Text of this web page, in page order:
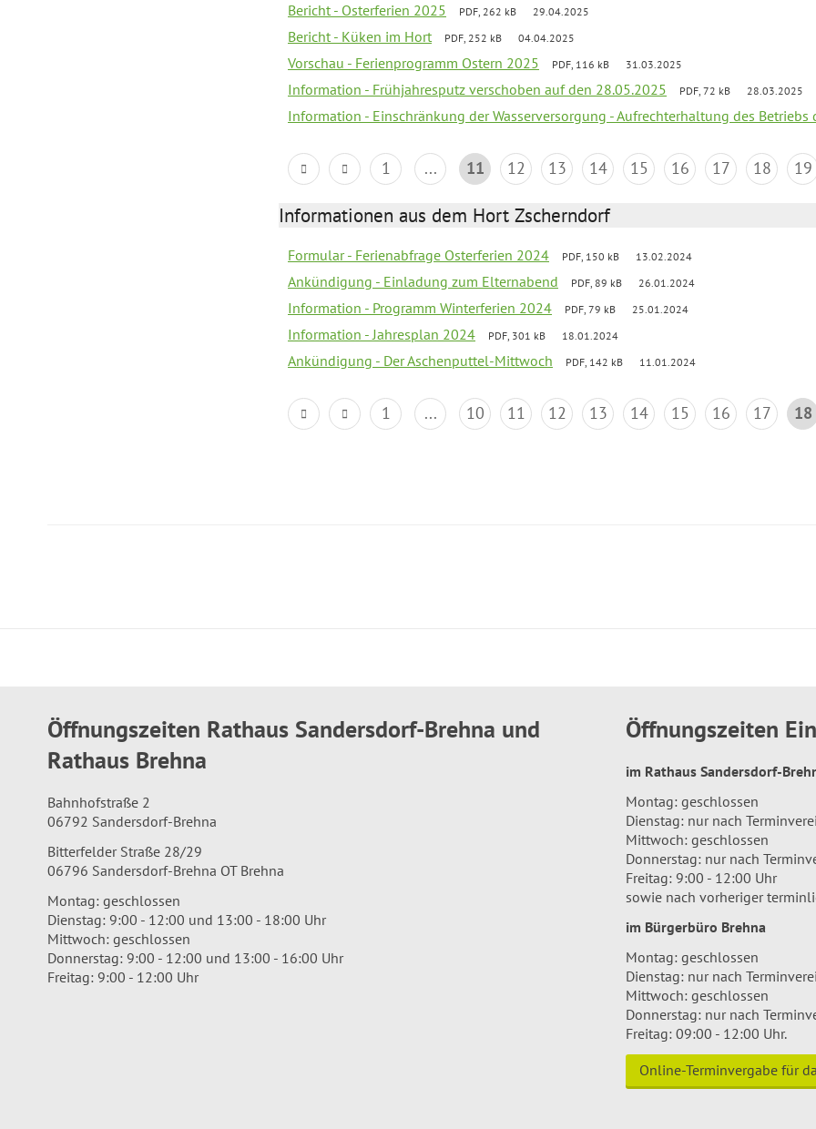
Bericht - Osterferien 2025 PDF, 262 kB 29.04.2025
Bericht - Küken im Hort PDF, 252 kB 04.04.2025
Vorschau - Ferienprogramm Ostern 2025 PDF, 116 kB 31.03.2025
Information - Frühjahresputz verschoben auf den 28.05.2025 PDF, 72 kB 28.03.2025
Information - Einschränkung der Wasserversorgung - Aufrechterhaltung des Betriebs
1 ... 11 12 13 14 15 16 17 18 19
Informationen aus dem Hort Zscherndorf
Formular - Ferienabfrage Osterferien 2024 PDF, 150 kB 13.02.2024
Ankündigung - Einladung zum Elternabend PDF, 89 kB 26.01.2024
Information - Programm Winterferien 2024 PDF, 79 kB 25.01.2024
Information - Jahresplan 2024 PDF, 301 kB 18.01.2024
Ankündigung - Der Aschenputtel-Mittwoch PDF, 142 kB 11.01.2024
1 ... 10 11 12 13 14 15 16 17 18
Öffnungszeiten Rathaus Sandersdorf-Brehna und
Rathaus Brehna
Bahnhofstraße 2
06792 Sandersdorf-Brehna
Bitterfelder Straße 28/29
06796 Sandersdorf-Brehna OT Brehna
Montag: geschlossen
Dienstag: 9:00 - 12:00 und 13:00 - 18:00 Uhr
Mittwoch: geschlossen
Donnerstag: 9:00 - 12:00 und 13:00 - 16:00 Uhr
Freitag: 9:00 - 12:00 Uhr
Öffnungszeiten
im Rathaus Sandersdorf-
Montag: geschlossen
Dienstag: nur nach
Mittwoch: geschlossen
Donnerstag: nur nach
Freitag: 9:00 - 12:00 Uhr
sowie nach vorheriger
im Bürgerbüro Brehna
Montag: geschlossen
Dienstag: nur nach
Mittwoch: geschlossen
Donnerstag: nur nach
Freitag: 09:00 - 12:00 Uhr.
Online-Terminvergabe für